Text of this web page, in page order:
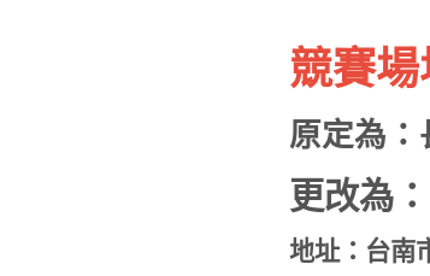
競賽
原定為：
更改為
地址：台南